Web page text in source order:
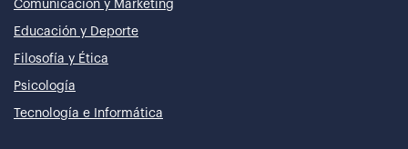
Comunicación y Marketing
Educación y Deporte
Filosofía y Ética
Psicología
Tecnología e Informática